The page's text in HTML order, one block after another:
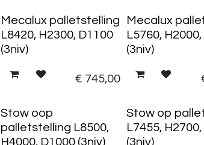
Mecalux palletstelling
L8420, H2300, D1100
(3niv)
€ 745,00
Mecalux
L5760,
(3niv)
Stow oop
palletstelling L8500,
H4000, D1000 (3niv)
Stow op
L7455,
(3niv)